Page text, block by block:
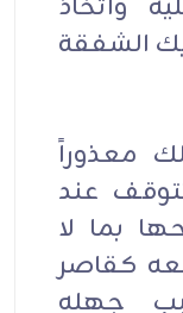
الشفقة
معذوراً
عند
بما لا
كقاصر
جهله